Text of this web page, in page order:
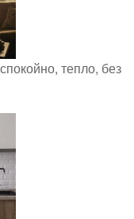
тепло, без